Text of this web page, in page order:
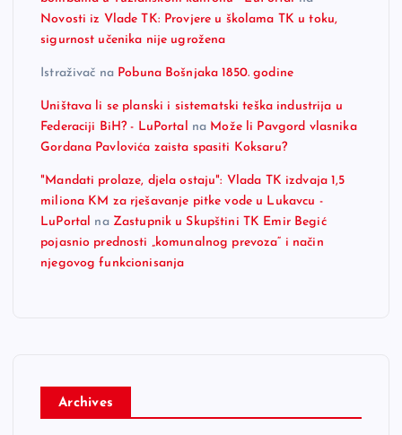
Novosti iz Vlade TK: Provjere u školama TK u toku,
sigurnost učenika nije ugrožena
Istraživač na Pobuna Bošnjaka 1850. godine
Uništava li se planski i sistematski teška industrija u
Federaciji BiH? - LuPortal
na Može li Pavgord vlasnika
Gordana Pavlovića zaista spasiti Koksaru?
"Mandati prolaze, djela ostaju": Vlada TK izdvaja 1,5
miliona KM za rješavanje pitke vode u Lukavcu -
LuPortal na Zastupnik u Skupštini TK Emir Begić
pojasnio prednosti „komunalnog prevoza“ i način
njegovog funkcionisanja
Archives